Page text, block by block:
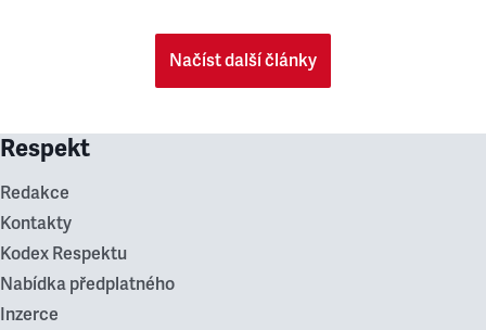
Načíst další články
Respekt
Redakce
Kontakty
Kodex Respektu
Nabídka předplatného
Inzerce